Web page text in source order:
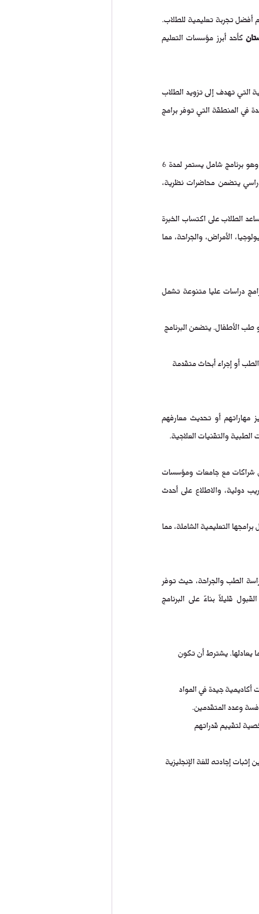
طب الأطفال. يتضمن البرنامج
أو إجراء أبحاث متقدمة
والتقنيات العلاجية.
يعادلها. يشترط أن تكون
جيدة في المواد
وعدد المتقدمين.
لتقييم قدراتهم
إثبات إجادته للغة الإنجليزية